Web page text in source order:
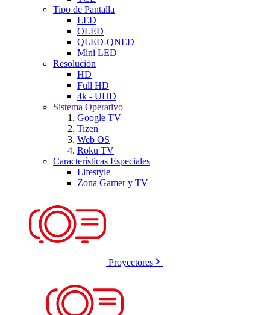
Tipo de Pantalla
LED
OLED
QLED-QNED
Mini LED
Resolución
HD
Full HD
4k - UHD
Sistema Operativo
Google TV
Tizen
Web OS
Roku TV
Características Especiales
Lifestyle
Zona Gamer y TV
Proyectores